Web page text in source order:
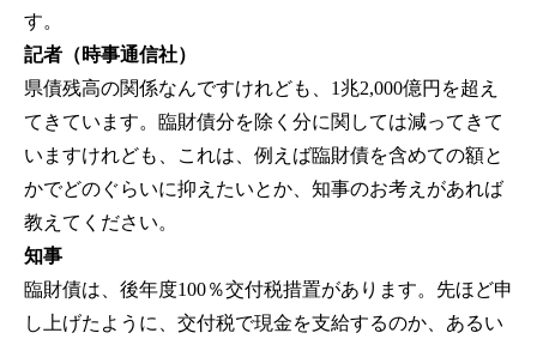
す。
記者（時事通信社）
県債残高の関係なんですけれども、1兆2,000億円を超え
てきています。臨財債分を除く分に関しては減ってきて
いますけれども、これは、例えば臨財債を含めての額と
かでどのぐらいに抑えたいとか、知事のお考えがあれば
教えてください。
知事
臨財債は、後年度100％交付税措置があります。先ほど申
し上げたように、交付税で現金を支給するのか、あるい